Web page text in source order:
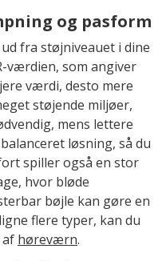
og pasform
fra støjniveauet i dine
værdien, som angiver
værdi, desto mere
støjende miljøer,
mens lettere
løsning, så du
spiller også en stor
hvor bløde
bøjle kan gøre en
flere typer, kan du
af høreværn.